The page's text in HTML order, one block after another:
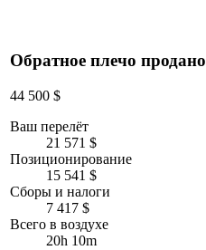
Обратное плечо продано
44 500 $
Ваш перелёт
21 571 $
Позиционирование
15 541 $
Сборы и налоги
7 417 $
Всего в воздухе
20h 10m